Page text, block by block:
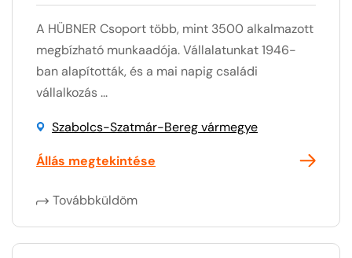
A HÜBNER Csoport több, mint 3500 alkalmazott
megbízható munkaadója. Vállalatunkat 1946-
ban alapították, és a mai napig családi
vállalkozás ...
Szabolcs-Szatmár-Bereg vármegye
Állás megtekintése
Továbbküldöm